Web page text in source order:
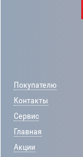
Покупателю
Контакты
Сервис
Главная
Акции